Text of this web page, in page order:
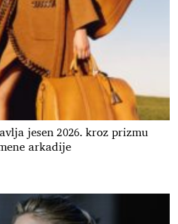
jesen 2026. kroz prizmu
arkadije